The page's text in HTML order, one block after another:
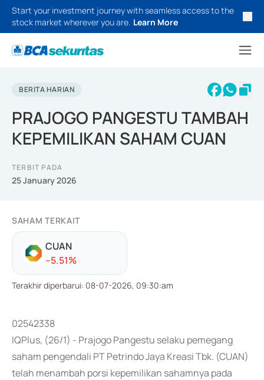
Start your investment journey with seamless access to the
stock market wherever you are. Learn More
BERITA HARIAN
PRAJOGO PANGESTU TAMBAH
KEPEMILIKAN SAHAM CUAN
TERBIT PADA
25 January 2026
SAHAM TERKAIT
CUAN
--5.51%
Terakhir diperbarui: 08-07-2026, 09:30:am
02542338
IQPlus, (26/1) - Prajogo Pangestu selaku pemegang
saham pengendali PT Petrindo Jaya Kreasi Tbk. (CUAN)
telah menambah porsi kepemilikan sahamnya pada